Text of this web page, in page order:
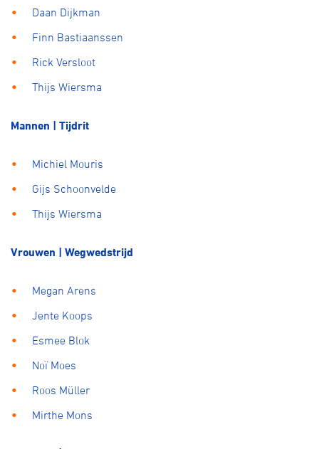
Daan Dijkman
Finn Bastiaanssen
Rick Versloot
Thijs Wiersma
Mannen | Tijdrit
Michiel Mouris
Gijs Schoonvelde
Thijs Wiersma
Vrouwen | Wegwedstrijd
Megan Arens
Jente Koops
Esmee Blok
Noï Moes
Roos Müller
Mirthe Mons